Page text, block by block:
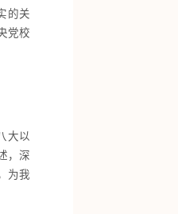
的关
党校
大以
，深
为我